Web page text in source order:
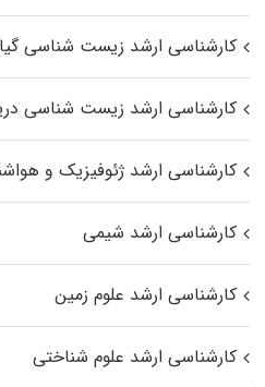
کارشناسی ارشد زیست‌ شناسی
کارشناسی ارشد زیست‌ شناسی
کارشناسی ارشد ژئوفیزیک و
کارشناسی ارشد شیمی
کارشناسی ارشد علوم زمین
کارشناسی ارشد علوم شناختی